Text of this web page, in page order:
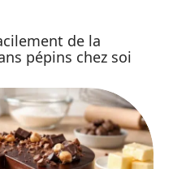
de la
pépins chez soi